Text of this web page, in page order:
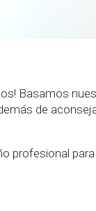
Basamos
de
profesional